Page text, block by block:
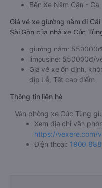
Bến Xe Năm Căn - Cà
Giá vé xe giường nằm đi
Sài Gòn của nhà xe Cúc
giường nằm:
limousine: 550000đ/
Giá vé xe ổn định,
dịp Lễ, Tết cao điểm
Thông tin liên hệ
Văn phòng xe Cúc Tùng
Xem địa chỉ văn
https://vexere.com/
Điện thoại: 1900